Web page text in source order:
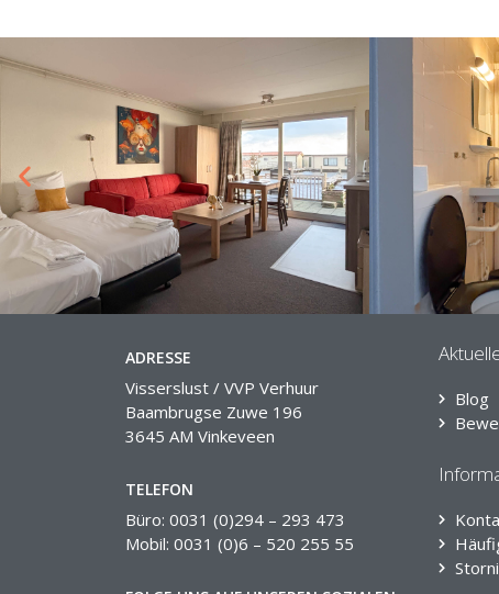
ADRESSE
Visserslust / VVP Verhuur
Baambrugse Zuwe 196
3645 AM Vinkeveen
TELEFON
Büro: 0031 (0)294 – 293 473
Mobil: 0031 (0)6 – 520 255 55
Blog